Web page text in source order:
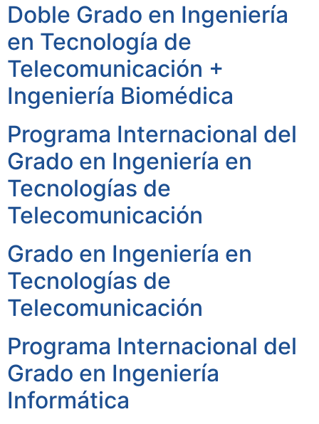
Doble Grado en Ingeniería
en Tecnología de
Telecomunicación +
Ingeniería Biomédica
Programa Internacional del
Grado en Ingeniería en
Tecnologías de
Telecomunicación
Grado en Ingeniería en
Tecnologías de
Telecomunicación
Programa Internacional del
Grado en Ingeniería
Informática